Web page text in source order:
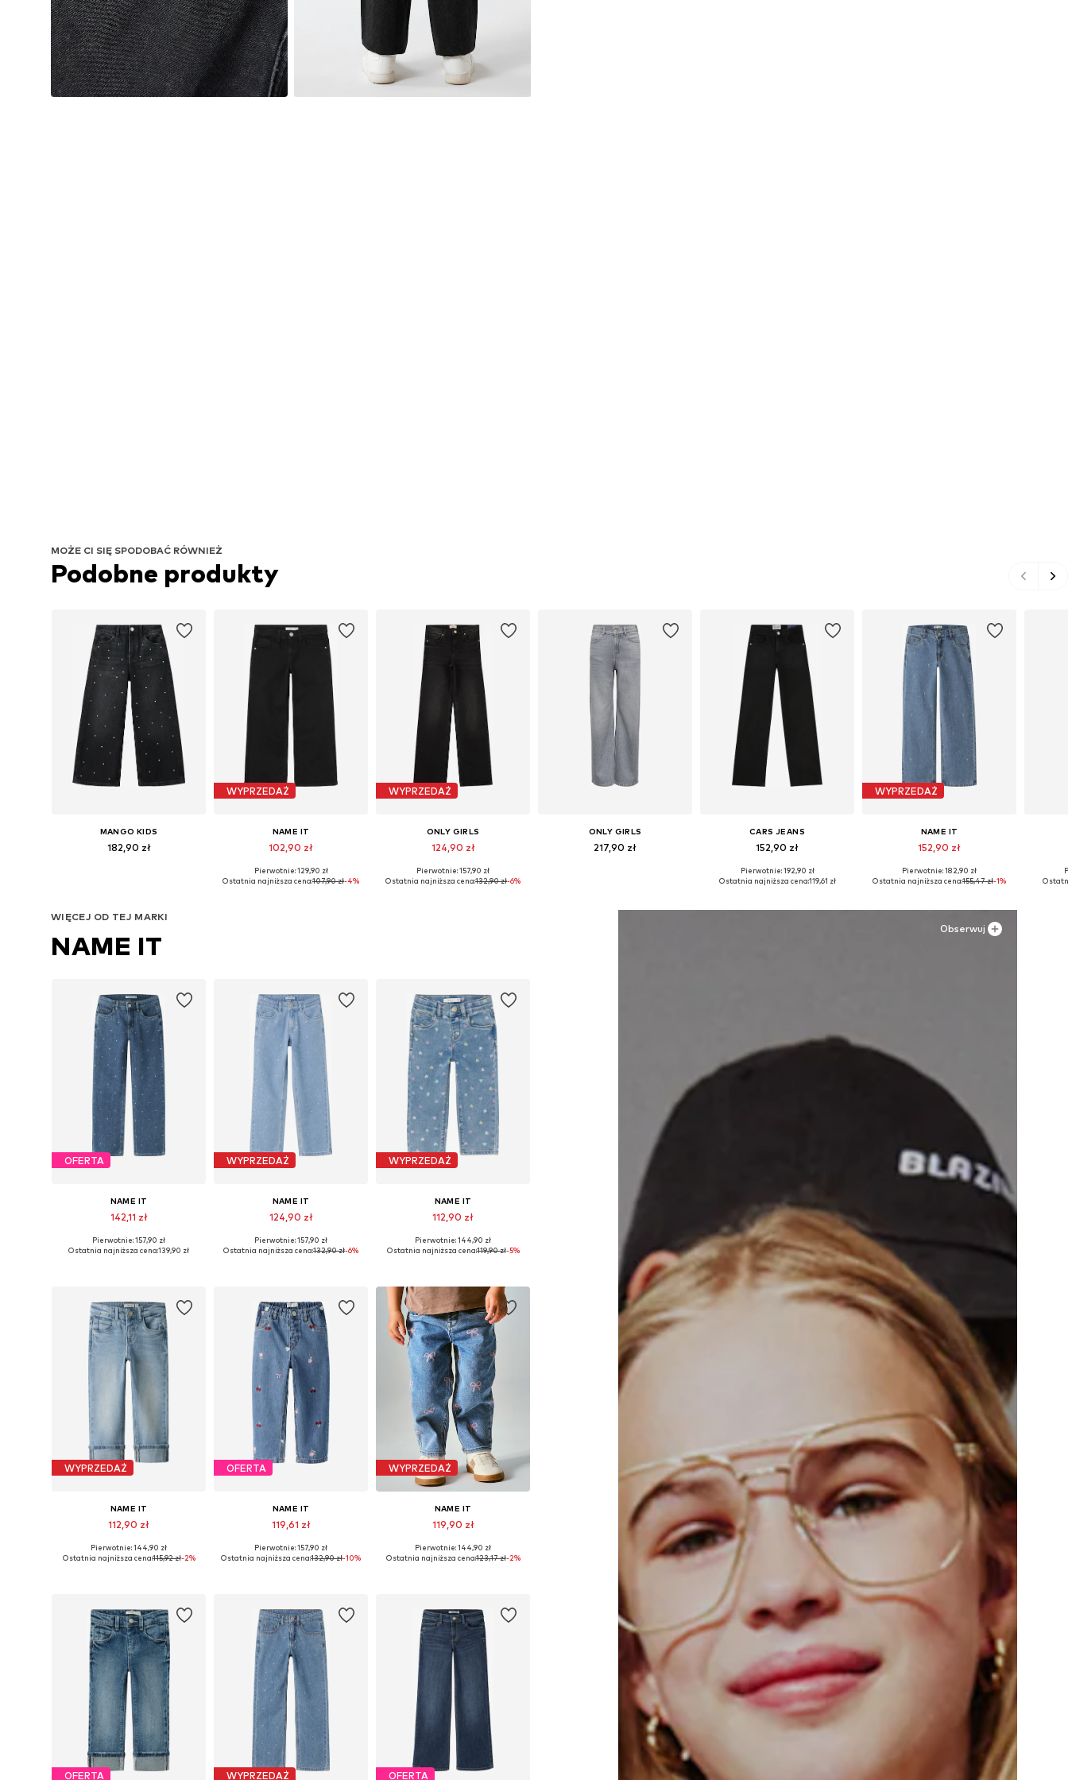
MOŻE CI SIĘ SPODOBAĆ RÓWNIEŻ
Podobne produkty
MANGO KIDS
182,90 zł
WYPRZEDAŻ
NAME IT
102,90 zł
Dostępne w różnych rozmiarach
Pierwotnie: 129,90 zł
Ostatnia najniższa cena:107,90 zł-4%
WYPRZEDAŻ
ONLY GIRLS
124,90 zł
Dostępne w różnych rozmiarach
Pierwotnie: 157,90 zł
Ostatnia najniższa cena:132,90 zł-6%
ONLY GIRLS
217,90 zł
CARS JEANS
152,90 zł
Dostępne w różnych rozmiarach
Pierwotnie: 192,90 zł
Ostatnia najniższa cena:119,61 zł
WYPRZEDAŻ
NAME IT
152,90 zł
Dostępne w różnych rozmiarach
Pierwotnie: 182,90 zł
Ostatnia najniższa cena:155,47 zł-1%
Obserwuj
WIĘCEJ OD TEJ MARKI
NAME IT
OFERTA
NAME IT
142,11 zł
Dostępne w różnych rozmiarach
Pierwotnie: 157,90 zł
Ostatnia najniższa cena:139,90 zł
WYPRZEDAŻ
NAME IT
124,90 zł
Dostępne w różnych rozmiarach
Pierwotnie: 157,90 zł
Ostatnia najniższa cena:132,90 zł-6%
WYPRZEDAŻ
NAME IT
112,90 zł
Dostępne w różnych rozmiarach
Pierwotnie: 144,90 zł
Ostatnia najniższa cena:119,90 zł-5%
WYPRZEDAŻ
NAME IT
112,90 zł
Dostępne w różnych rozmiarach
Pierwotnie: 144,90 zł
Ostatnia najniższa cena:115,92 zł-2%
OFERTA
NAME IT
119,61 zł
Pierwotnie: 157,90 zł
Ostatnia najniższa cena:132,90 zł-10%
WYPRZEDAŻ
NAME IT
119,90 zł
Dostępne w różnych rozmiarach
Pierwotnie: 144,90 zł
Ostatnia najniższa cena:123,17 zł-2%
OFERTA WYPRZEDAŻ OFERTA